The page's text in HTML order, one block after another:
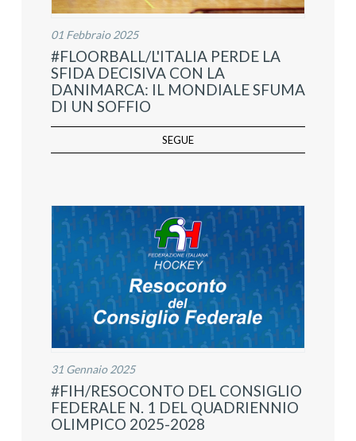
01 Febbraio 2025
#FLOORBALL/L'ITALIA PERDE LA
SFIDA DECISIVA CON LA
DANIMARCA: IL MONDIALE SFUMA
DI UN SOFFIO
SEGUE
31 Gennaio 2025
#FIH/RESOCONTO DEL CONSIGLIO
FEDERALE N. 1 DEL QUADRIENNIO
OLIMPICO 2025-2028